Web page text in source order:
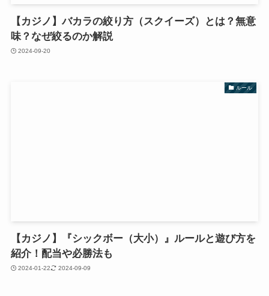
【カジノ】バカラの絞り方（スクイーズ）とは？無意
味？なぜ絞るのか解説
2024-09-20
ルール
【カジノ】『シックボー（大小）』ルールと遊び方を
紹介！配当や必勝法も
2024-01-22 2024-09-09